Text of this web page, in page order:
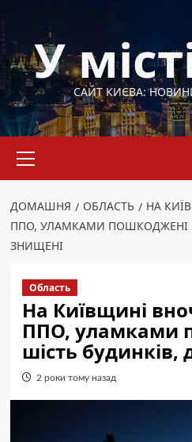
до
вмістуУ САЙТ КИЄВА:
меню
ДОМАШНЯ ОБЛАСТЬ
НА
ППО, УЛАМКАМИ ПОШКОДЖЕНІ
ЗНИЩЕНІ
Область
На Київщині
ППО, уламками
шість будинків,
2 роки тому назад